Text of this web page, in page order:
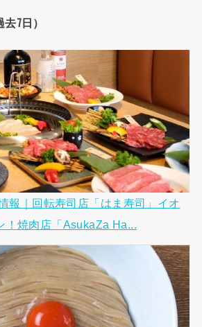
7日）
報｜回転寿司店「はま寿司」イオ
！焼肉店「AsukaZa Ha...